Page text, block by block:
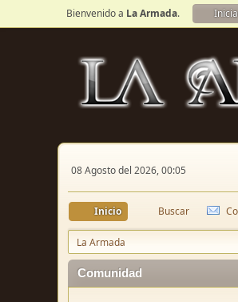
Bienvenido a La Armada.
08 Agosto del 2026, 00:05
Inicio Buscar
La Armada
Comunidad